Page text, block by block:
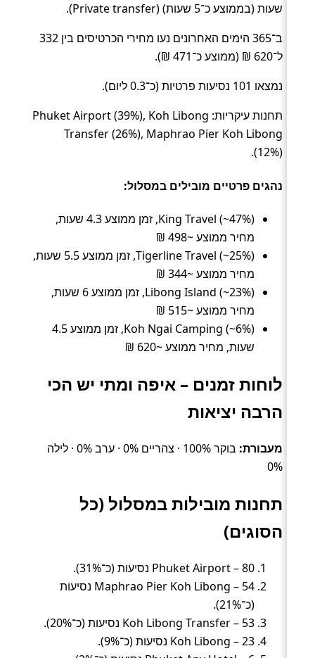
שעות (בממוצע כ־5 שעות) (Private transfer).
ב־365 הימים האחרונים נעו מחירי הכרטיסים בין 332
ל־620 ₪ (ממוצע כ־471 ₪).
נמצאו 101 נסיעות פרטיות (כ־0.3 ליום).
תחנות עיקריות: Phuket Airport (39%), Koh Libong
Transfer (26%), Maphrao Pier Koh Libong
(12%).
נהגים פרטיים מובילים במסלול:
King Travel (~47%), זמן ממוצע 4.3 שעות,
מחיר ממוצע ~498 ₪
Tigerline Travel (~25%), זמן ממוצע 5.5 שעות,
מחיר ממוצע ~344 ₪
Libong Island (~23%), זמן ממוצע 6 שעות,
מחיר ממוצע ~515 ₪
Koh Ngai Camping (~6%), זמן ממוצע 4.5
שעות, מחיר ממוצע ~620 ₪
לוחות זמנים – איפה ומתי יש הכי
הרבה יציאות
מעבורת:
בוקר 100% · צהריים 0% · ערב 0% · לילה
0%
תחנות מובילות במסלול (כל
הסוגים)
Phuket Airport – 80 נסיעות (כ־31%).
Maphrao Pier Koh Libong – 54 נסיעות
(כ־21%).
Koh Libong Transfer – 53 נסיעות (כ־20%).
Koh Libong – 23 נסיעות (כ־9%).